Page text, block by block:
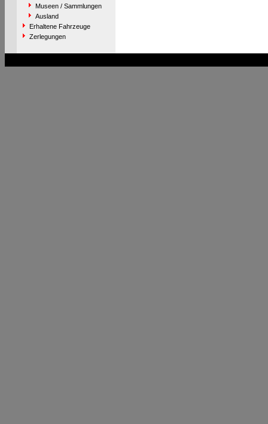
Museen / Sammlungen
Ausland
Erhaltene Fahrzeuge
Zerlegungen